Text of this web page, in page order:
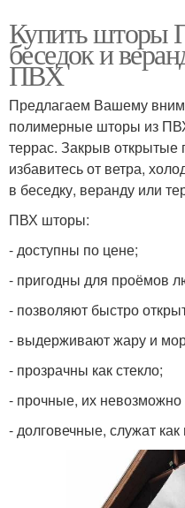
Купить шторы
беседок и
ПВХ
Предлагаем Вашему
полимерные шторы из
террас. Закрыв
избавитесь от ветра,
в беседку, веранду или
ПВХ шторы:
- доступны по цене;
- пригодны для проёмов
- позволяют быстро
- выдерживают жару и
- прозрачны как стекло;
- прочные, их невозможно
- долговечные, служат